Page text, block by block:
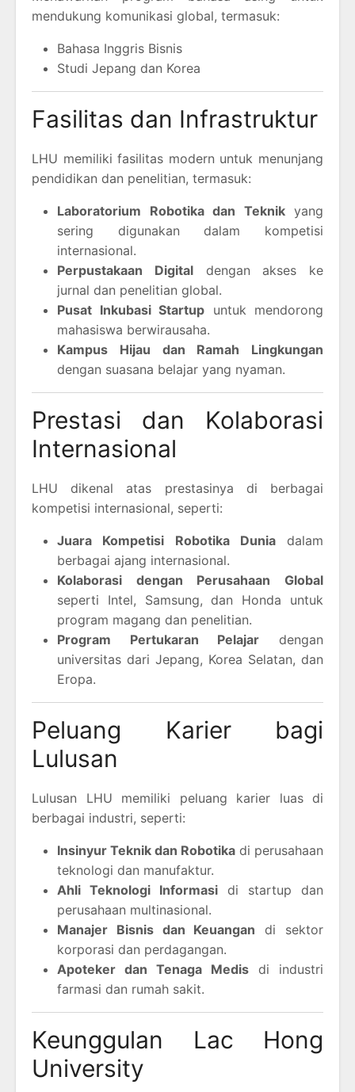
mendukung komunikasi global, termasuk:
Bahasa Inggris Bisnis
Studi Jepang dan Korea
Fasilitas dan Infrastruktur
LHU memiliki fasilitas modern untuk menunjang
pendidikan dan penelitian, termasuk:
Laboratorium Robotika dan Teknikyang
sering digunakan dalam kompetisi
internasional.
Perpustakaan Digitaldengan akses ke
jurnal dan penelitian global.
Pusat Inkubasi Startup untuk mendorong
mahasiswa berwirausaha.
Kampus Hijau dan Ramah Lingkungan
dengan suasana belajar yang nyaman.
Prestasi dan Kolaborasi
Internasional
LHU dikenal atas prestasinya di berbagai
kompetisi internasional, seperti:
Juara Kompetisi Robotika Duniadalam
berbagai ajang internasional.
Kolaborasi dengan Perusahaan Global
seperti Intel, Samsung, dan Honda untuk
program magang dan penelitian.
Program Pertukaran Pelajar dengan
universitas dari Jepang, Korea Selatan, dan
Eropa.
Peluang Karier bagi
Lulusan
Lulusan LHU memiliki peluang karier luas di
berbagai industri, seperti:
Insinyur Teknik dan Robotika di perusahaan
teknologi dan manufaktur.
Ahli Teknologi Informasi di startup dan
perusahaan multinasional.
Manajer Bisnis dan Keuangan di sektor
korporasi dan perdagangan.
Apoteker dan Tenaga Medis di industri
farmasi dan rumah sakit.
Keunggulan Lac Hong
University